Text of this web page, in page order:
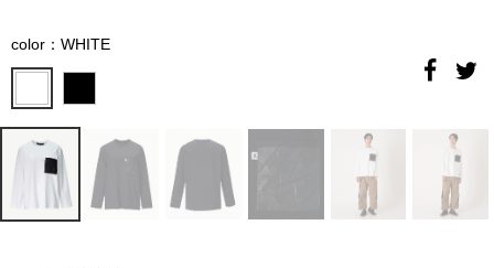
color：WHITE